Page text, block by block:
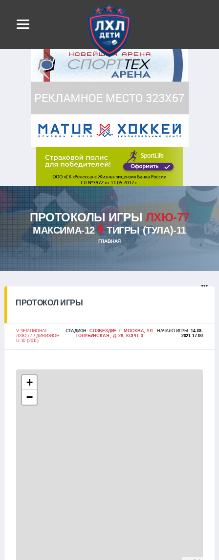
ПРОТОКОЛЫ ИГРЫ ЛХЮ-77
МАКСИМА-12 ТИГРЫ (ТУЛА)-11
ГЛАВНАЯ
ПРОТОКОЛ ИГРЫ
V ЧЕМПИОНАТ
ЛХЮ-77 / ДИВИЗИОН
U-10 (2011)
СТАДИОН: СОЗВЕЗДИЕ: Г. МОСКВА, УЛ.
ГОЛУБИНСКАЯ , Д. 28, КОРП. 3
НАЧАЛО ИГРЫ:14-03-
2021 17:00
+
−